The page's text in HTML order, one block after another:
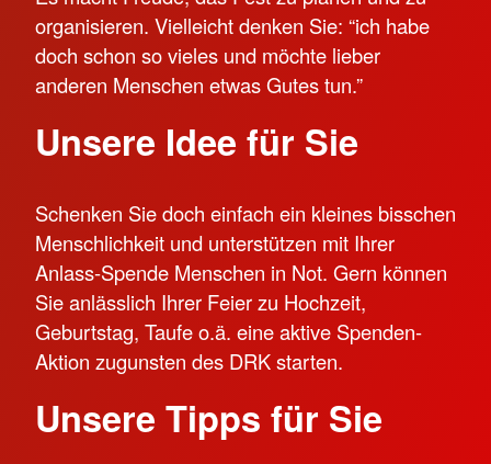
organisieren. Vielleicht denken Sie: “ich habe
doch schon so vieles und möchte lieber
anderen Menschen etwas Gutes tun.”
Unsere Idee für Sie
Schenken Sie doch einfach ein kleines bisschen
Menschlichkeit und unterstützen mit Ihrer
Anlass-Spende Menschen in Not. Gern können
Sie anlässlich Ihrer Feier zu Hochzeit,
Geburtstag, Taufe o.ä. eine aktive Spenden-
Aktion zugunsten des DRK starten.
Unsere Tipps für Sie